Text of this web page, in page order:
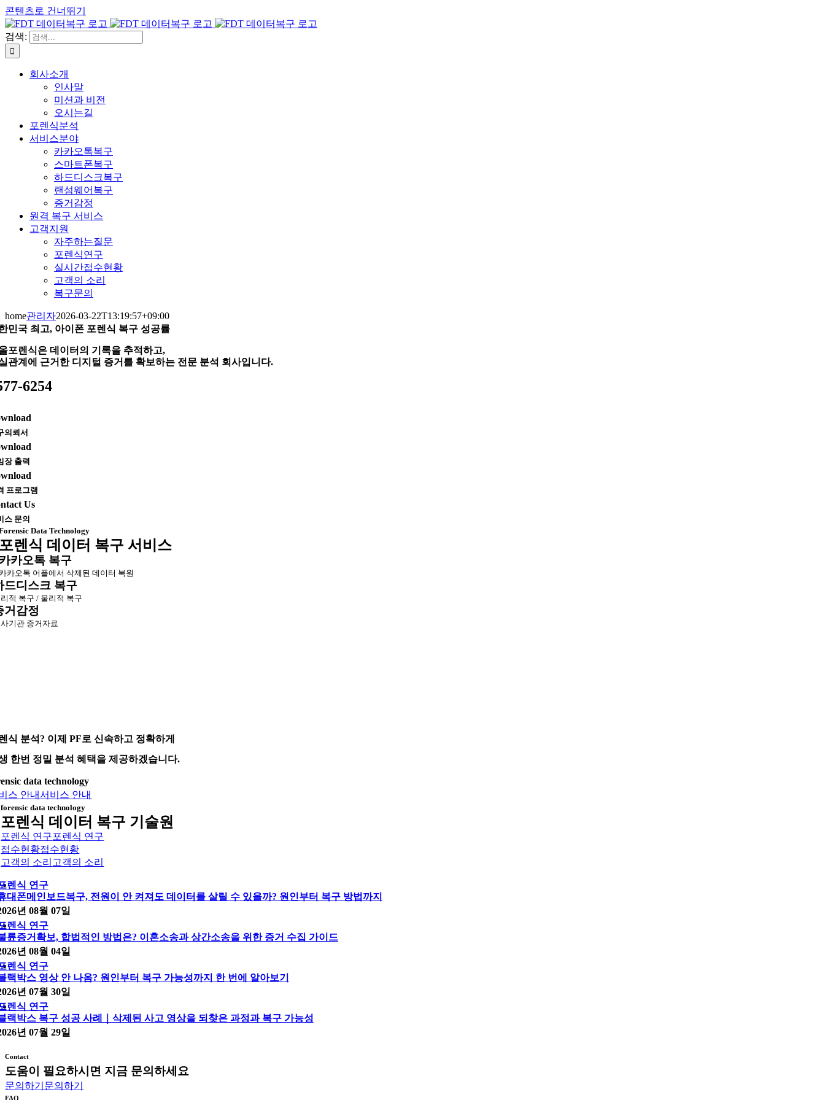
콘텐츠로 건너뛰기
검색:
회사소개
인사말
미션과 비전
오시는길
포렌식분석
서비스분야
카카오톡복구
스마트폰복구
하드디스크복구
랜섬웨어복구
증거감정
원격 복구 서비스
고객지원
자주하는질문
포렌식연구
실시간접수현황
고객의 소리
복구문의
home관리자2026-03-22T13:19:57+09:00
민국 최고, 아이폰 포렌식 복구 성공률
포렌식은 데이터의 기록을 추적하고,
관계에 근거한 디지털 증거를 확보하는 전문 분석 회사입니다.
6254
의뢰서
장 출력
프로그램
Us
스 문의
Data Technology
렌식 데이터 복구 서비스
카오톡 복구
카오톡 어플에서 삭제된 데이터 복원
드디스크 복구
적 복구 / 물리적 복구
거감정
기관 증거자료
식 분석? 이제 PF로 신속하고 정확하게
한번 정밀 분석 혜택을 제공하겠습니다.
data technology
스 안내서비스 안내
forensic data technology
포렌식 데이터 복구 기술원
포렌식 연구포렌식 연구
접수현황접수현황
고객의 소리 고객의 소리
렌식 연구
대폰메인보드복구, 전원이 안 켜져도 데이터를 살릴 수 있을까? 원인부터 복구 방법까지
년 08월 07일
렌식 연구
륜증거확보, 합법적인 방법은? 이혼소송과 상간소송을 위한 증거 수집 가이드
년 08월 04일
렌식 연구
랙박스 영상 안 나옴? 원인부터 복구 가능성까지 한 번에 알아보기
년 07월 30일
렌식 연구
랙박스 복구 성공 사례｜삭제된 사고 영상을 되찾은 과정과 복구 가능성
년 07월 29일
Contact
도움이 필요하시면 지금 문의하세요
문의하기 문의하기
FAQ